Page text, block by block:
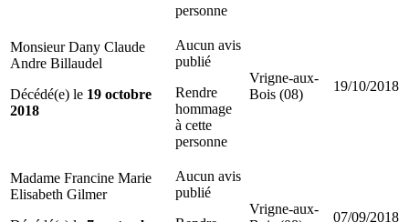
personne
Monsieur Dany Claude
Andre Billaudel
Décédé(e) le 19 octobre
2018
Aucun avis
publié
Rendre
hommage
à cette
personne
Vrigne-aux-
Bois (08)
19/10/2018
Madame Francine Marie
Elisabeth Gilmer
Aucun avis
publié
Vrigne-aux-
07/09/2018